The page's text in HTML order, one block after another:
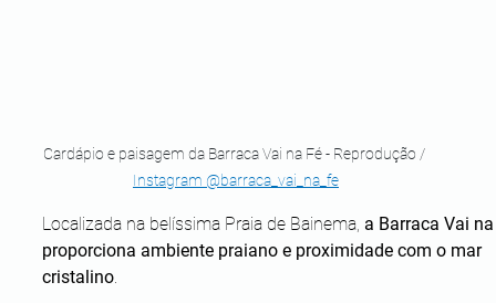
Cardápio e paisagem da Barraca Vai na Fé - Reprodução /
Instagram @barraca_vai_na_fe
Localizada na belíssima Praia de Bainema, a Barraca Vai
proporciona ambiente praiano e proximidade com o mar
cristalino.